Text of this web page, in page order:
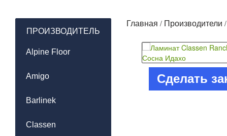
ПРОИЗВОДИТЕЛЬ
Alpine Floor
Amigo
Barlinek
Classen
Главная / Производители /
Сделать